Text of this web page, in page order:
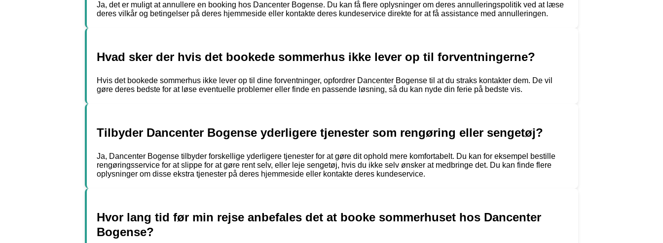
Ja, det er muligt at annullere en booking hos Dancenter Bogense. Du kan få flere oplysninger om deres annulleringspolitik ved at læse
deres vilkår og betingelser på deres hjemmeside eller kontakte deres kundeservice direkte for at få assistance med annulleringen.
Hvad sker der hvis det bookede sommerhus ikke lever op til forventningerne?
Hvis det bookede sommerhus ikke lever op til dine forventninger, opfordrer Dancenter Bogense til at du straks kontakter dem. De vil
gøre deres bedste for at løse eventuelle problemer eller finde en passende løsning, så du kan nyde din ferie på bedste vis.
Tilbyder Dancenter Bogense yderligere tjenester som rengøring eller sengetøj?
Ja, Dancenter Bogense tilbyder forskellige yderligere tjenester for at gøre dit ophold mere komfortabelt. Du kan for eksempel bestille
rengøringsservice for at slippe for at gøre rent selv, eller leje sengetøj, hvis du ikke selv ønsker at medbringe det. Du kan finde flere
oplysninger om disse ekstra tjenester på deres hjemmeside eller kontakte deres kundeservice.
Hvor lang tid før min rejse anbefales det at booke sommerhuset hos Dancenter
Bogense?